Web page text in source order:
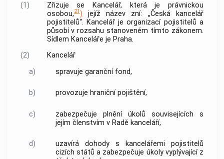
(1)
Zřizuje se Kancelář, která je právnickou
osobou,21) jejíž název zní: „Česká kancelář
pojistitelů“. Kancelář je organizací pojistitelů a
působí v rozsahu stanoveném tímto zákonem.
Sídlem Kanceláře je Praha.
(2)
Kancelář
a)
spravuje garanční fond,
b) provozuje hraniční pojištění,
c)
zabezpečuje plnění úkolů souvisejících s
jejím členstvím v Radě kanceláří,
d)
uzavírá dohody s kancelářemi pojistitelů
cizích států a zabezpečuje úkoly vyplývající z